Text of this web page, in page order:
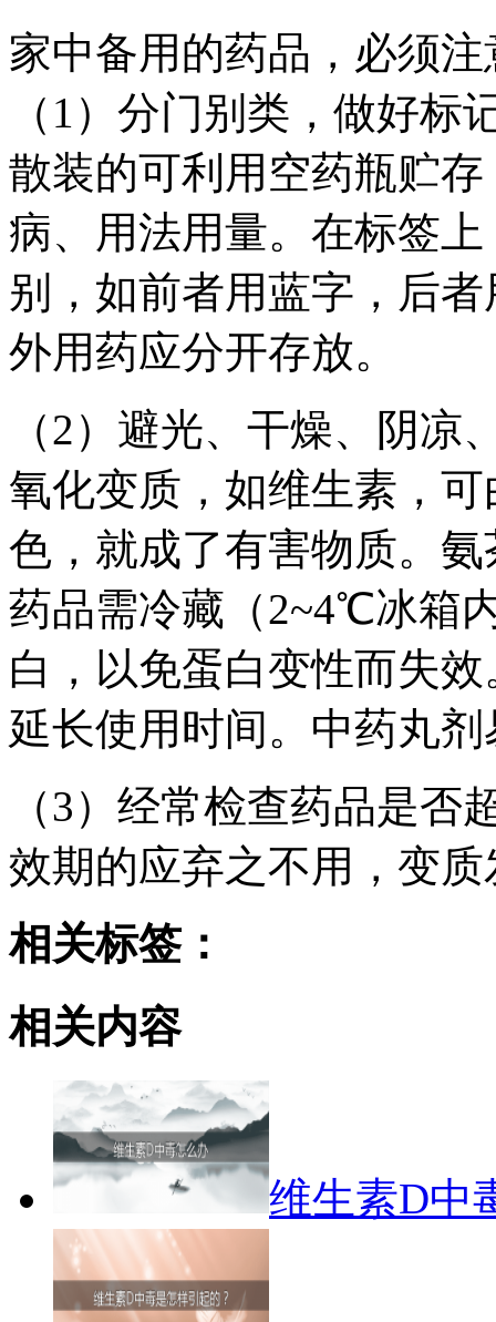
家中备用的药品，必须
（1）分门别类，做好
散装的可利用空药瓶贮
病、用法用量。在标签
别，如前者用蓝字，后
外用药应分开存放。
（2）避光、干燥、阴
氧化变质，如维生素，
色，就成了有害物质。
药品需冷藏（2~4℃冰箱
白，以免蛋白变性而失
延长使用时间。中药丸
（3）经常检查药品是
效期的应弃之不用，变
相关标签：
相关内容
维生素D中